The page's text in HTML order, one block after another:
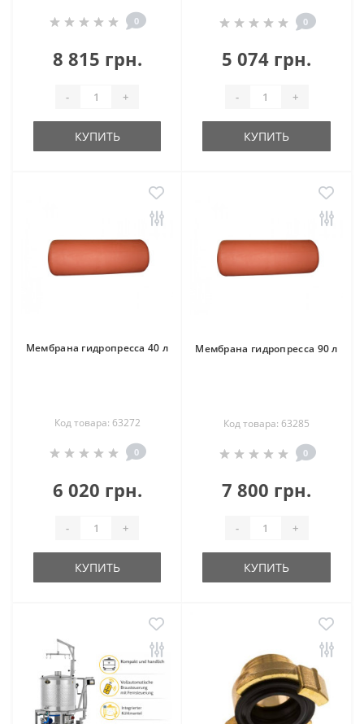
0
8 815 грн.
- +
КУПИТЬ
0
5 074 грн.
- +
КУПИТЬ
Мембрана гидропресса 40 л
Код товара: 63272
0
6 020 грн.
- +
КУПИТЬ
Мембрана гидропресса 90 л
Код товара: 63285
0
7 800 грн.
- +
КУПИТЬ